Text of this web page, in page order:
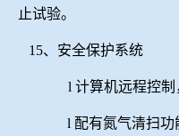
止试验。
15、安全保护系统
l 计算机远程控制
l 配有氮气清扫